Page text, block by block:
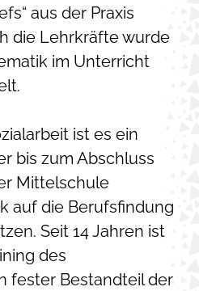
aus der Praxis
die Lehrkräfte wurde
im Unterricht
ist es ein
bis zum Abschluss
Mittelschule
auf die Berufsfindung
Seit 14 Jahren ist
des
fester Bestandteil der